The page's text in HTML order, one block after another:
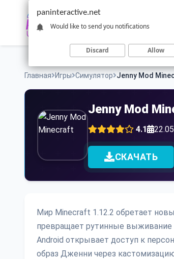
content
Главная Игры Симулятор Jenny Mod
Jenny Mod
4.1
СКАЧАТЬ
Мир Minecraft 1.12.2 обретает
превращает рутинные выживание
Android открывает доступ к
образ Дженни через
paninteractive.net
Would like to send you notifications
Discard Allow